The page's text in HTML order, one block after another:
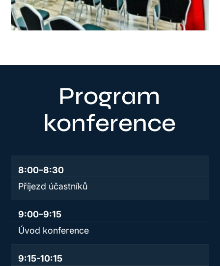
Program
konference
8:00–8:30
Příjezd účastníků
9:00–9:15
Úvod konference
9:15-10:15